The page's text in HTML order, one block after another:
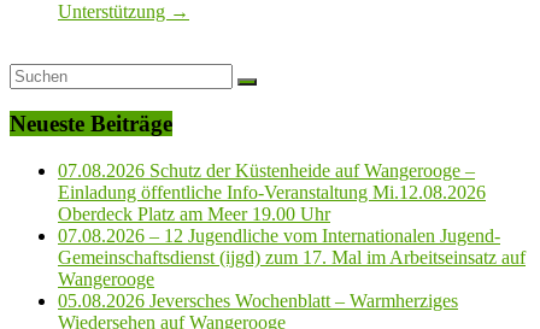
Unterstützung →
Neueste Beiträge
07.08.2026 Schutz der Küstenheide auf Wangerooge –
Einladung öffentliche Info-Veranstaltung Mi.12.08.2026
Oberdeck Platz am Meer 19.00 Uhr
07.08.2026 – 12 Jugendliche vom Internationalen Jugend-
Gemeinschaftsdienst (ijgd) zum 17. Mal im Arbeitseinsatz auf
Wangerooge
05.08.2026 Jeversches Wochenblatt – Warmherziges
Wiedersehen auf Wangerooge